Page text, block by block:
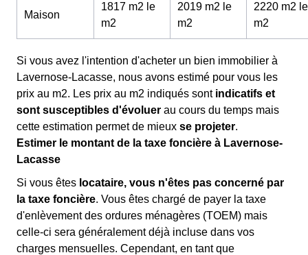
Maison
1817 m2 le
m2
2019 m2 le
m2
2220 m2 le
m2
Si vous avez l'intention d'acheter un bien immobilier à
Lavernose-Lacasse, nous avons estimé pour vous les
prix au m2. Les prix au m2 indiqués sont indicatifs et
sont susceptibles d'évoluer au cours du temps mais
cette estimation permet de mieux se projeter.
Estimer le montant de la taxe foncière à Lavernose-
Lacasse
Si vous êtes locataire, vous n'êtes pas concerné par
la taxe foncière. Vous êtes chargé de payer la taxe
d'enlèvement des ordures ménagères (TOEM) mais
celle-ci sera généralement déjà incluse dans vos
charges mensuelles. Cependant, en tant que